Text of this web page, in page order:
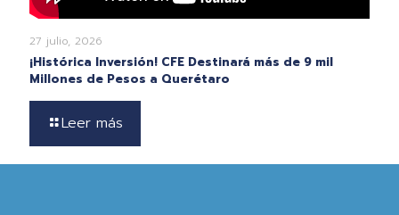
27 julio, 2026
¡Histórica Inversión! CFE Destinará más de 9 mil
Millones de Pesos a Querétaro
Leer más